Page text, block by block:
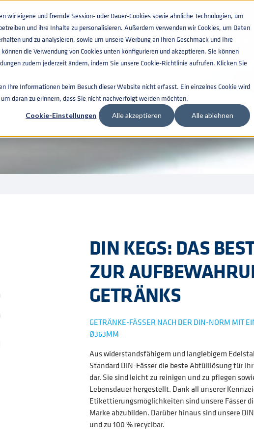
wir eigene und fremde Session- oder Dauer-Cookies sowie ähnliche Technologien, um
und ihre Inhalte zu personalisieren. Außerdem verwenden wir Cookies, um Daten
und zu analysieren, sowie um unsere Werbung an Ihren Geschmack und Ihre
die Verwendung von Cookies unten konfigurieren und akzeptieren. Sie können
zudem jederzeit ändern, indem Sie unsere Cookie-Richtlinie aufrufen. Klicken Sie
Ihre Informationen beim Besuch dieser Website nicht erfasst. Ein einzelnes Cookie wird
daran zu erinnern, dass Sie nicht nachverfolgt werden möchten.
Cookie-Einstellungen Alle akzeptieren Alle ablehnen
KEGS
DIN KEGS: DAS
ZUR
GETRÄNKS
GETRÄNKE-FÄSSER NACH DER DIN-NORM MIT
Ø363MM
Aus widerstandsfähigem und langlebigem
Standard DIN-Fässer die beste Abfülllösung für
dar. Sie sind leicht zu reinigen und zu pflegen
Lebensdauer hergestellt. Dank all unserer
Etikettierungsmöglichkeiten sind unsere Fässer
Marke abzubilden. Darüber hinaus sind unsere
und zu 100 % recyclbar.